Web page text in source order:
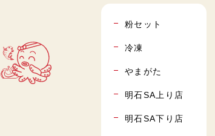
粉セット
冷凍
やまがた
明石SA上り店
明石SA下り店